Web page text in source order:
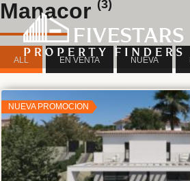
Manacor (3)
ALL EN VENTA NUEVA
NUEVA PROMOCION